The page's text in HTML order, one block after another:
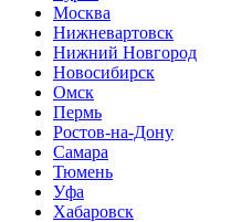
Москва
Нижневартовск
Нижний Новгород
Новосибирск
Омск
Пермь
Ростов-на-Дону
Самара
Тюмень
Уфа
Хабаровск